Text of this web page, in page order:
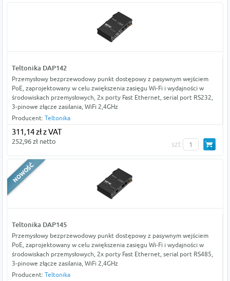
Teltonika DAP142
Przemysłowy bezprzewodowy punkt dostępowy z pasywnym wejściem
PoE, zaprojektowany w celu zwiększenia zasięgu Wi-Fi i wydajności w
środowiskach przemysłowych, 2x porty Fast Ethernet, serial port RS232,
3-pinowe złącze zasilania, WiFi 2,4GHz
Producent: Teltonika
311,14 zł z VAT
252,96 zł netto szt
Teltonika DAP145
Przemysłowy bezprzewodowy punkt dostępowy z pasywnym wejściem
PoE, zaprojektowany w celu zwiększenia zasięgu Wi-Fi i wydajności w
środowiskach przemysłowych, 2x porty Fast Ethernet, serial port RS485,
3-pinowe złącze zasilania, WiFi 2,4GHz
Producent: Teltonika